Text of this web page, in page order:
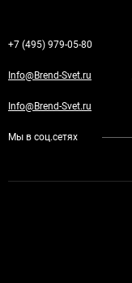
+7 (495) 979-05-80
Info@Brend-Svet.ru
Info@Brend-Svet.ru
Мы в соц.сетях